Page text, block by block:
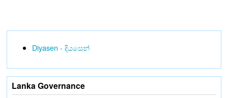
Diyasen - දියසෙන්
Lanka Governance